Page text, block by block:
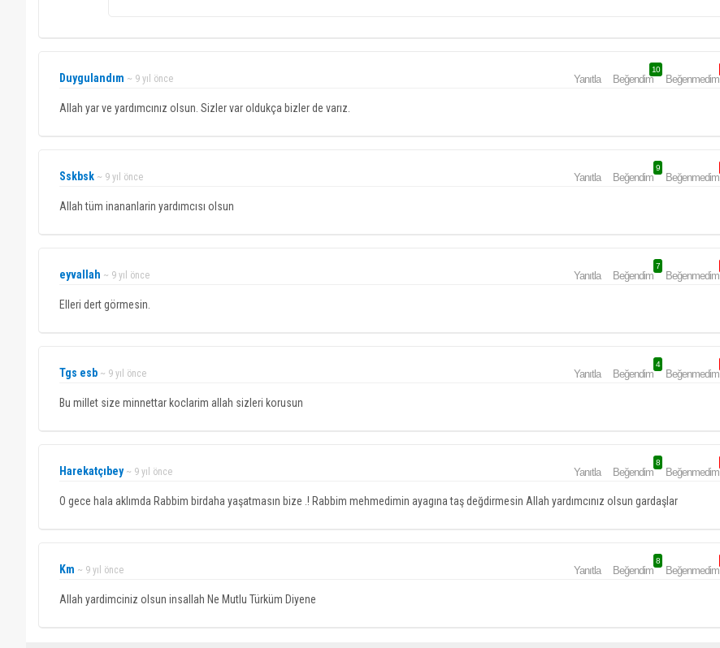
Duygulandım ~ 9 yıl önce Yanıtla Beğendim
10
Beğenmedim
Allah yar ve yardımcınız olsun. Sizler var oldukça bizler de varız.
Sskbsk ~ 9 yıl önce Yanıtla Beğendim
9
Beğenmedim
Allah tüm inananlarin yardımcısı olsun
eyvallah ~ 9 yıl önce Yanıtla Beğendim
7
Beğenmedim
Elleri dert görmesin.
Tgs esb ~ 9 yıl önce Yanıtla Beğendim
4
Beğenmedim
Bu millet size minnettar koclarim allah sizleri korusun
Harekatçıbey ~ 9 yıl önce Yanıtla Beğendim
8
Beğenmedim
O gece hala aklımda Rabbim birdaha yaşatmasın bize .! Rabbim mehmedimin ayagına taş değdirmesin Allah yardımcınız olsun gardaşlar
Km ~ 9 yıl önce Yanıtla Beğendim
8
Beğenmedim
Allah yardimciniz olsun insallah Ne Mutlu Türküm Diyene